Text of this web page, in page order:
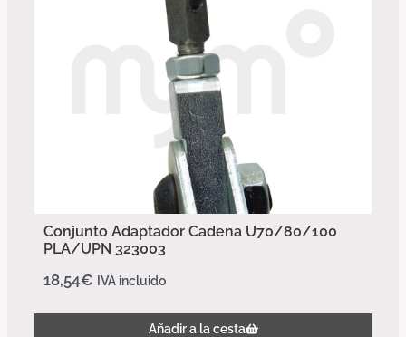
Conjunto Adaptador Cadena U70/80/100
PLA/UPN 323003
18,54€ IVA incluido
Añadir a la cesta